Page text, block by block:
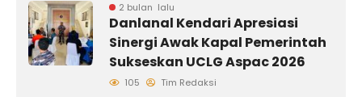
2 bulan lalu
Danlanal Kendari Apresiasi
Sinergi Awak Kapal Pemerintah
Sukseskan UCLG Aspac 2026
105 Tim Redaksi